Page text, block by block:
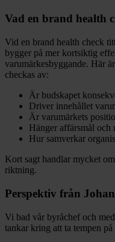
Vad en brand health
Vid en brand health check
bygger på mer kortsiktig
varumärkesbyggande. Här
checkas av:
Är budskapet
Driver innehållet
Är varumärkets
Hänger affärsmål och
Hur samverkar
Kort sagt handlar mycket
riktning.
Perspektiv från Johan
Vi bad vår byråchef och
tankar kring att ta tempen